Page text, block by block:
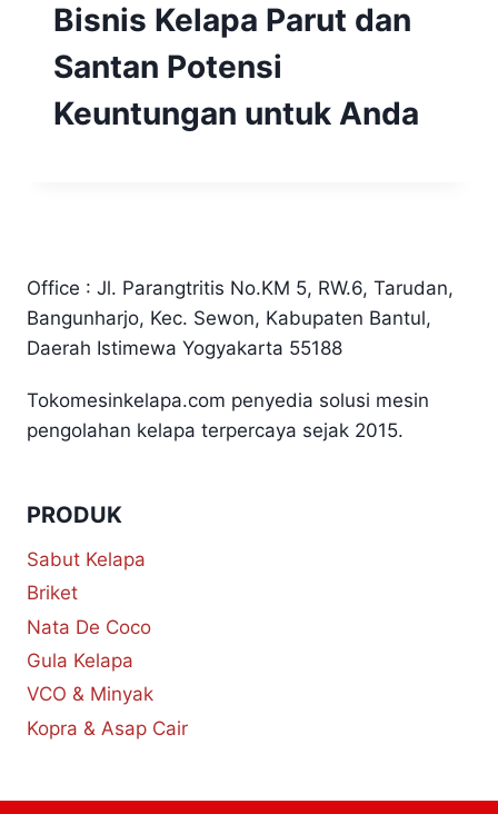
Bisnis Kelapa Parut dan
Santan Potensi
Keuntungan untuk Anda
Office : Jl. Parangtritis No.KM 5, RW.6, Tarudan,
Bangunharjo, Kec. Sewon, Kabupaten Bantul,
Daerah Istimewa Yogyakarta 55188
Tokomesinkelapa.com penyedia solusi mesin
pengolahan kelapa terpercaya sejak 2015.
PRODUK
Sabut Kelapa
Briket
Nata De Coco
Gula Kelapa
VCO & Minyak
Kopra & Asap Cair